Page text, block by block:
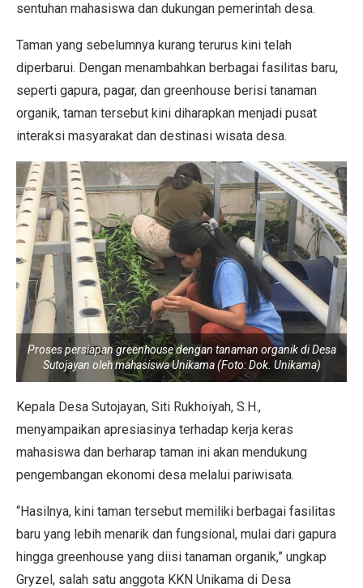
sentuhan mahasiswa dan dukungan pemerintah desa.
Taman yang sebelumnya kurang terurus kini telah
diperbarui. Dengan menambahkan berbagai fasilitas baru,
seperti gapura, pagar, dan greenhouse berisi tanaman
organik, taman tersebut kini diharapkan menjadi pusat
interaksi masyarakat dan destinasi wisata desa.
Proses persiapan greenhouse dengan tanaman organik di Desa
Sutojayan oleh mahasiswa Unikama (Foto: Dok. Unikama)
Kepala Desa Sutojayan, Siti Rukhoiyah, S.H.,
menyampaikan apresiasinya terhadap kerja keras
mahasiswa dan berharap taman ini akan mendukung
pengembangan ekonomi desa melalui pariwisata.
“Hasilnya, kini taman tersebut memiliki berbagai fasilitas
baru yang lebih menarik dan fungsional, mulai dari gapura
hingga greenhouse yang diisi tanaman organik,” ungkap
Gryzel, salah satu anggota KKN Unikama di Desa